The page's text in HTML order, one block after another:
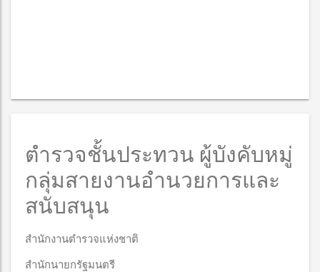
ตำรวจชั้นประทวน ผู้บังคับหมู่
กลุ่มสายงานอำนวยการและ
สนับสนุน
สำนักงานตำรวจแห่งชาติ
สำนักนายกรัฐมนตรี